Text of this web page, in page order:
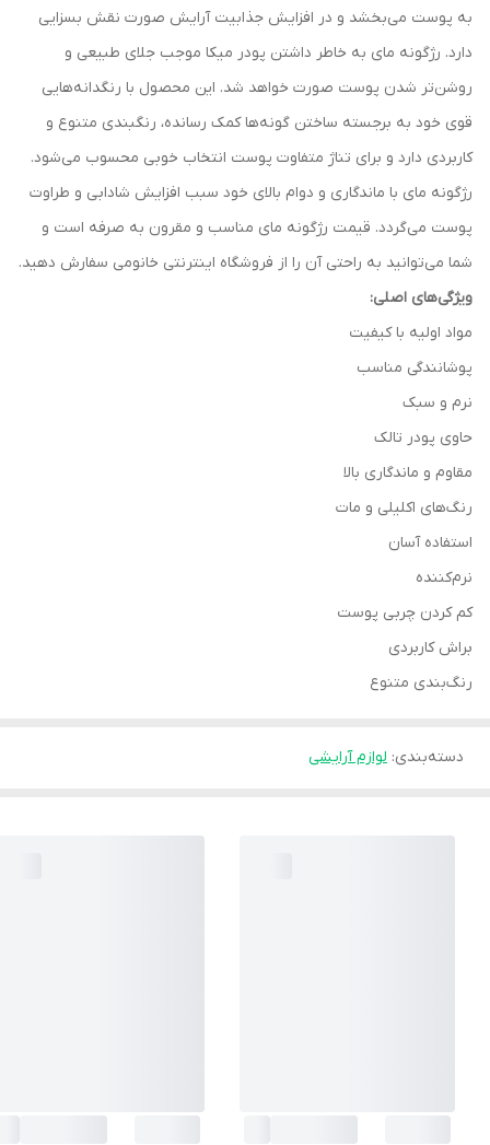
به پوست می‌بخشد و در افزایش جذابیت آرایش صورت نقش بسزایی
دارد. رژگونه مای به خاطر داشتن پودر میکا موجب جلای طبیعی و
روشن‌تر شدن پوست صورت خواهد شد. این محصول با رنگدانه‌هایی
قوی خود به برجسته ساختن گونه‌ها کمک رسانده، رنگبندی متنوع و
کاربردی دارد و برای تناژ متفاوت پوست انتخاب خوبی محسوب می‌شود.
رژگونه مای با ماندگاری و دوام بالای خود سبب افزایش شادابی و طراوت
پوست می‌گردد. قیمت رژگونه مای مناسب و مقرون به صرفه است و
شما می‌توانید به راحتی آن را از فروشگاه اینترنتی خانومی سفارش دهید.
ویژگی‌های اصلی:
مواد اولیه با کیفیت
پوشانندگی مناسب
نرم و سبک
حاوی پودر تالک
مقاوم و ماندگاری بالا
رنگ‌های اکلیلی و مات
استفاده آسان
نرم‌کننده
کم ‌کردن چربی پوست
براش کاربردی
رنگ‌بندی متنوع
دسته‌بندی: لوازم آرایشی